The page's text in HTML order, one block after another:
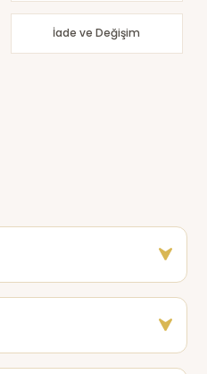
İade ve Değişim